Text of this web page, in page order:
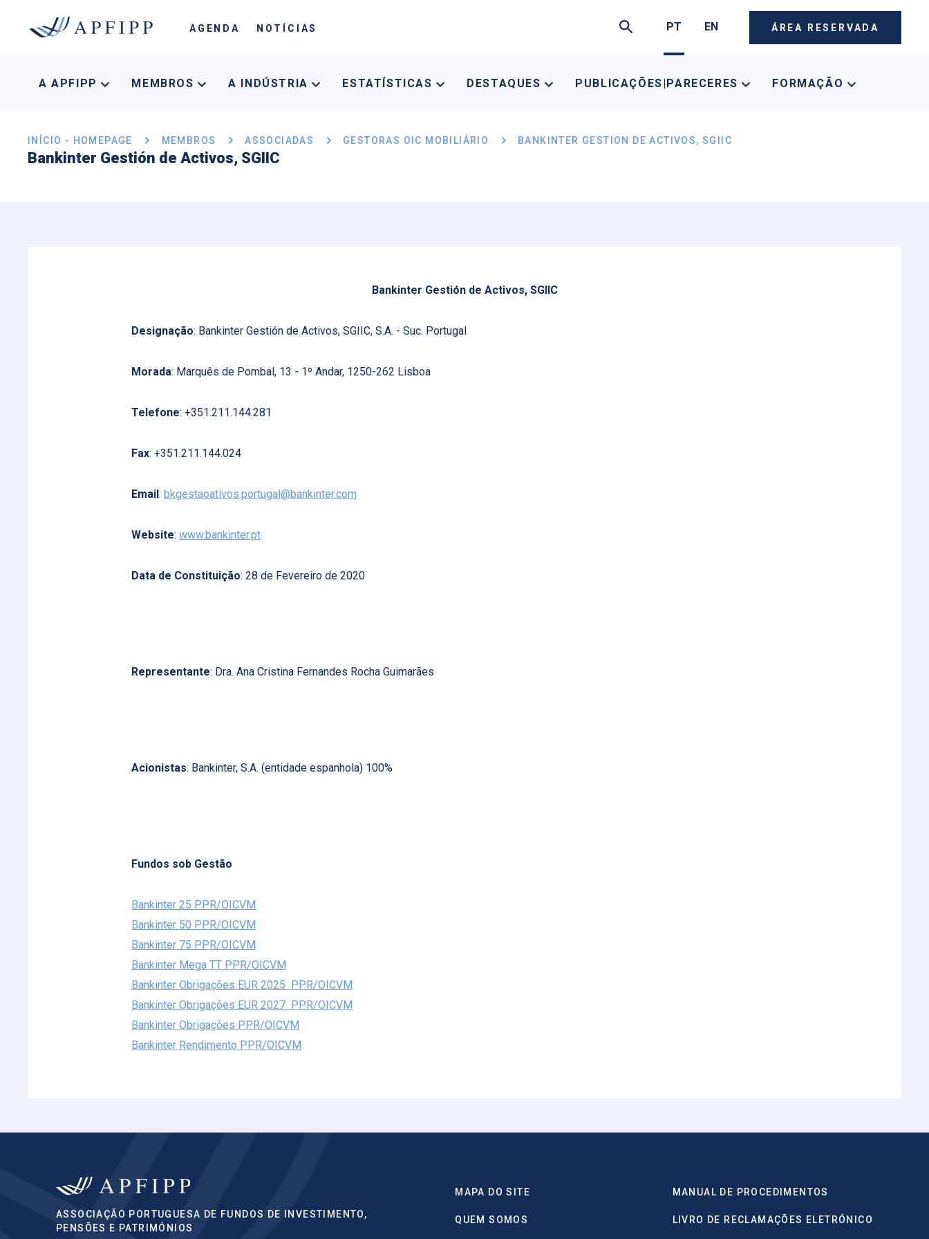
AGENDA NOTÍCIAS PT EN ÁREA RESERVADA
A APFIPP MEMBROS A INDÚSTRIA ESTATÍSTICAS DESTAQUES PUBLICAÇÕES|PARECERES FORMAÇÃO
INÍCIO - HOMEPAGE MEMBROS ASSOCIADAS GESTORAS OIC MOBILIÁRIO BANKINTER GESTION DE ACTIVOS, SGIIC
Bankinter Gestión de Activos, SGIIC
Bankinter Gestión de Activos, SGIIC
Designação: Bankinter Gestión de Activos, SGIIC, S.A. - Suc. Portugal
Morada: Marquês de Pombal, 13 - 1º Andar, 1250-262 Lisboa
Telefone: +351.211.144.281
Fax: +351.211.144.024
Email: bkgestaoativos.portugal@bankinter.com
Website: www.bankinter.pt
Data de Constituição: 28 de Fevereiro de 2020
Representante: Dra. Ana Cristina Fernandes Rocha Guimarães
Acionistas: Bankinter, S.A. (entidade espanhola) 100%
Fundos sob Gestão
Bankinter 25 PPR/OICVM
Bankinter 50 PPR/OICVM
Bankinter 75 PPR/OICVM
Bankinter Mega TT PPR/OICVM
Bankinter Obrigações EUR 2025 PPR/OICVM
Bankinter Obrigações EUR 2027 PPR/OICVM
Bankinter Obrigações PPR/OICVM
Bankinter Rendimento PPR/OICVM
ASSOCIAÇÃO PORTUGUESA DE FUNDOS DE INVESTIMENTO,
PENSÕES E PATRIMÓNIOS
MAPA DO SITE MANUAL DE PROCEDIMENTOS
QUEM SOMOS LIVRO DE RECLAMAÇÕES ELETRÓNICO